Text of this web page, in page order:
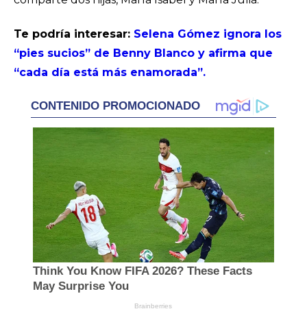
Te podría interesar: Selena Gómez ignora los
“pies sucios” de Benny Blanco y afirma que
“cada día está más enamorada”.